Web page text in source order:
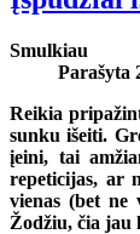
Smulkiau
Parašyta
Reikia
sunku išeiti.
įeini, tai
repeticijas, ar
vienas (bet
Žodžiu, čia jau